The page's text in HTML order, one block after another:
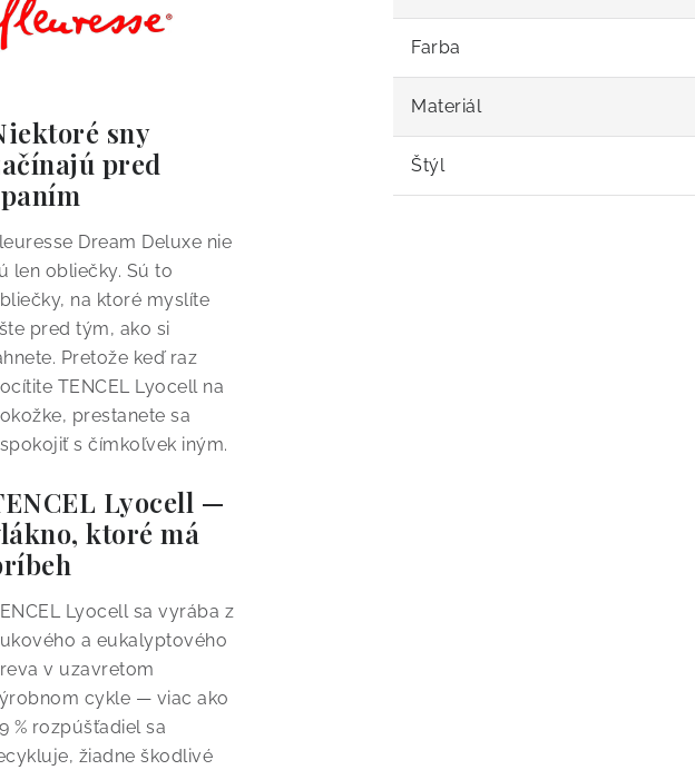
sny
pred
Dream Deluxe nie
len obliečky. Sú to
na ktoré myslíte
pred tým, ako si
Pretože keď raz
TENCEL Lyocell na
prestanete sa
s čímkoľvek iným.
Lyocell —
ktoré má
Lyocell sa vyrába z
a eukalyptového
v uzavretom
cykle — viac ako
% rozpúšťadiel sa
žiadne škodlivé
Farba
Materiál
Štýl